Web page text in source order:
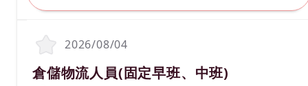
2026/08/04
職務名稱(職業類別)
倉儲物流人員(固定早班、中班)